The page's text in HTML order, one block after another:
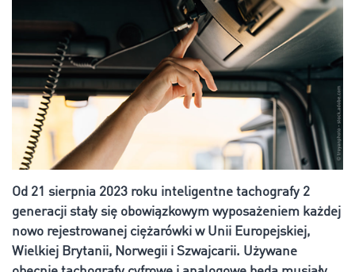
Od 21 sierpnia 2023 roku inteligentne tachografy 2
generacji stały się obowiązkowym wyposażeniem każdej
nowo rejestrowanej ciężarówki w Unii Europejskiej,
Wielkiej Brytanii, Norwegii i Szwajcarii. Używane